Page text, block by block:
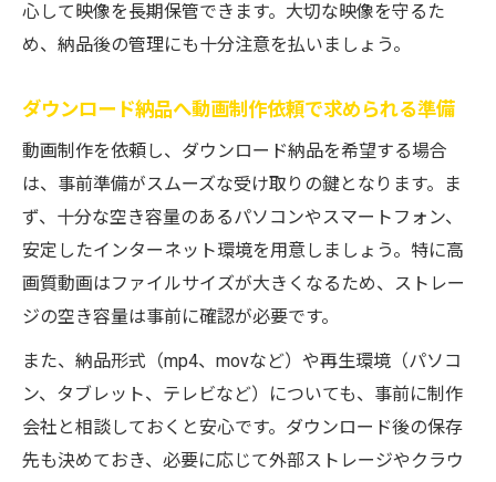
心して映像を長期保管できます。大切な映像を守るた
め、納品後の管理にも十分注意を払いましょう。
ダウンロード納品へ動画制作依頼で求められる準備
動画制作を依頼し、ダウンロード納品を希望する場合
は、事前準備がスムーズな受け取りの鍵となります。ま
ず、十分な空き容量のあるパソコンやスマートフォン、
安定したインターネット環境を用意しましょう。特に高
画質動画はファイルサイズが大きくなるため、ストレー
ジの空き容量は事前に確認が必要です。
また、納品形式（mp4、movなど）や再生環境（パソコ
ン、タブレット、テレビなど）についても、事前に制作
会社と相談しておくと安心です。ダウンロード後の保存
先も決めておき、必要に応じて外部ストレージやクラウ